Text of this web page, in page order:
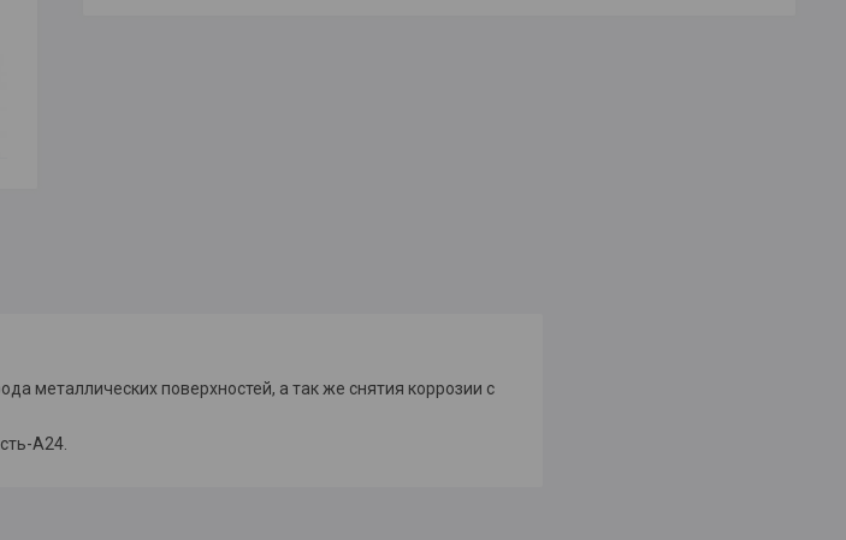
металлических поверхностей, а так же снятия коррозии с
А24.